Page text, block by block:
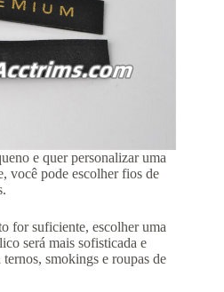
e quer personalizar uma
você pode escolher fios de
for suficiente, escolher uma
será mais sofisticada e
smokings e roupas de